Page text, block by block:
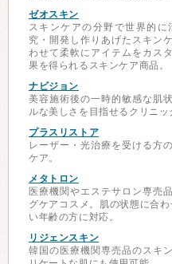
ゼオスキン
スキンケアの分野で世界的
究・開発し作りあげたスキン
わせて柔軟にアイテムをカス
果を得られるスキンケア商品。
ナビジョン
美容施術後の一時的敏感な肌
ルな美しさを目指せるクリニッ
プラスリストア
レーザー・光治療を受ける方
ケア。
メタトロン
医療機関やエステサロン専売
グケアコスメ。肌の状態に合
い年齢の方に対応。
リジェンスキン
韓国の医療機関専売品のスキ